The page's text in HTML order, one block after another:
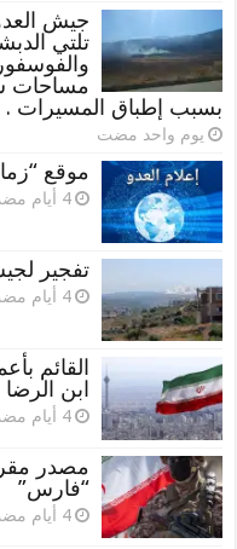
جيش
تلتي
مساحات
بسبب إطباق المسيرات .
‏يوم واحد مضت
موقع
‏4 أيام مضت
تفجير
‏4 أيام مضت
القائم
ابن الرضا
‏4 أيام مضت
مصدر
“فارس”
‏4 أيام مضت